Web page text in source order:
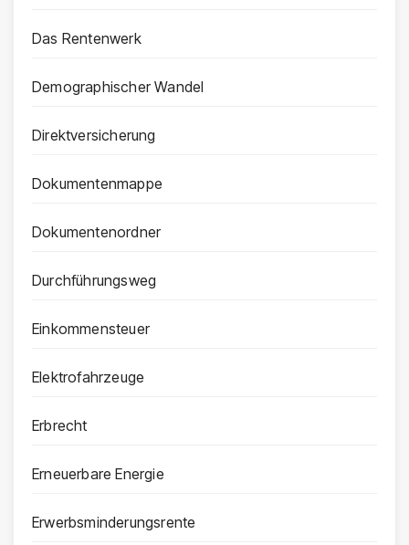
Das Rentenwerk
Demographischer Wandel
Direktversicherung
Dokumentenmappe
Dokumentenordner
Durchführungsweg
Einkommensteuer
Elektrofahrzeuge
Erbrecht
Erneuerbare Energie
Erwerbsminderungsrente